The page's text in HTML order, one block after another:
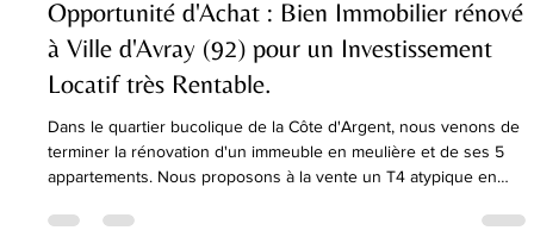
22 avr. 1 min de lecture
Opportunité d'Achat : Bien Immobilier rénové
à Ville d'Avray (92) pour un Investissement
Locatif très Rentable.
Dans le quartier bucolique de la Côte d'Argent, nous venons de
terminer la rénovation d'un immeuble en meulière et de ses 5
appartements. Nous proposons à la vente un T4 atypique en